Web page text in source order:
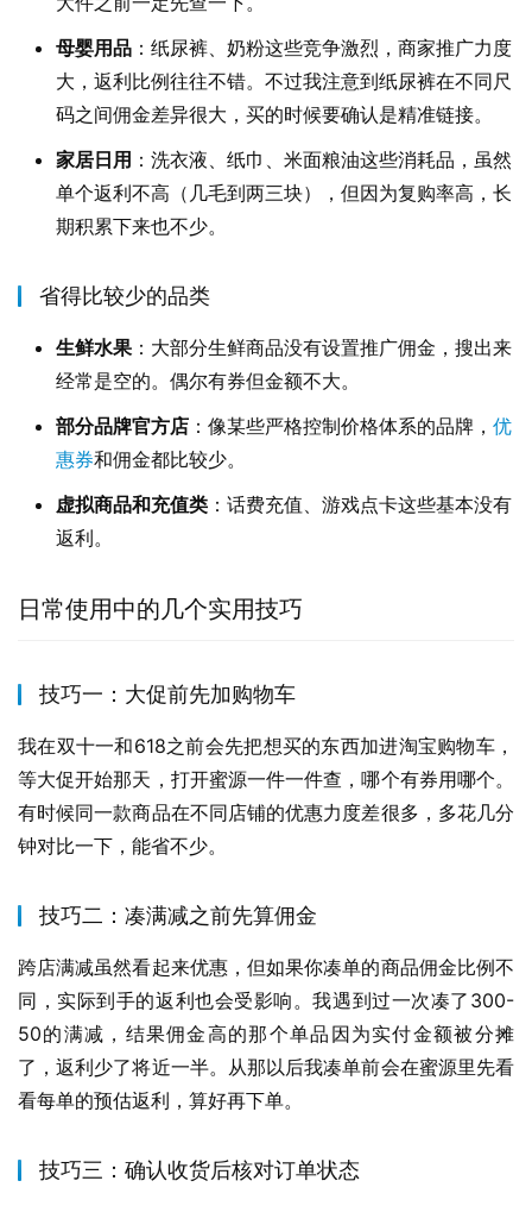
母婴用品 ：纸尿裤、奶粉这些竞争激烈，商家推广力度
大，返利比例往往不错。不过我注意到纸尿裤在不同尺
码之间佣金差异很大，买的时候要确认是精准链接。
家居日用 ：洗衣液、纸巾、米面粮油这些消耗品，虽然
单个返利不高（几毛到两三块），但因为复购率高，长
期积累下来也不少。
省得比较少的品类
生鲜水果 ：大部分生鲜商品没有设置推广佣金，搜出来
经常是空的。偶尔有券但金额不大。
部分品牌官方店 ：像某些严格控制价格体系的品牌， 优
惠券和佣金都比较少。
虚拟商品和充值类 ：话费充值、游戏点卡这些基本没有
返利。
日常使用中的几个实用技巧
技巧一：大促前先加购物车
我在双十一和618之前会先把想买的东西加进淘宝购物车，
等大促开始那天，打开蜜源一件一件查，哪个有券用哪个。
有时候同一款商品在不同店铺的优惠力度差很多，多花几分
钟对比一下，能省不少。
技巧二：凑满减之前先算佣金
跨店满减虽然看起来优惠，但如果你凑单的商品佣金比例不
同，实际到手的返利也会受影响。我遇到过一次凑了300-
50的满减，结果佣金高的那个单品因为实付金额被分摊
了，返利少了将近一半。从那以后我凑单前会在蜜源里先看
看每单的预估返利，算好再下单。
技巧三：确认收货后核对订单状态